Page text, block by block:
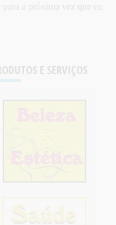
a próxima vez que eu
E SERVIÇOS